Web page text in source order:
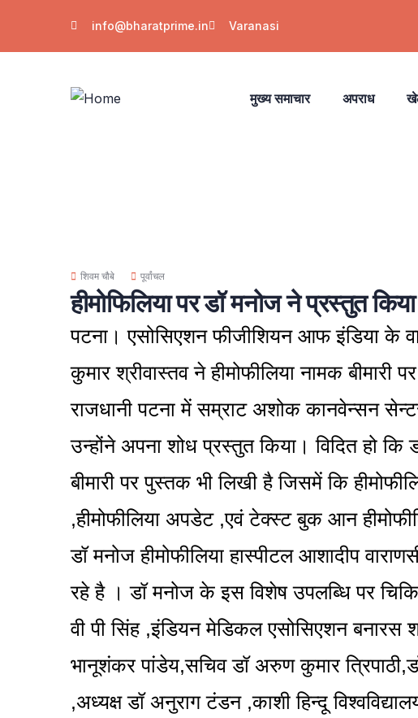
info@bharatprime.in Varanasi
मुख्य समाचार अपराध
शिवम चौबे पूर्वांचल
हीमोफिलिया पर डॉ मनोज ने प्रस्तुत
पटना। एसोसिएशन फीजीशियन आफ इंडिया के
कुमार श्रीवास्तव ने हीमोफीलिया नामक बीमारी
राजधानी पटना में सम्राट अशोक कानवेन्सन
उन्होंने अपना शोध प्रस्तुत किया। विदित हो कि
बीमारी पर पुस्तक भी लिखी है जिसमें कि
,हीमोफीलिया अपडेट ,एवं टेक्स्ट बुक आन
डॉ मनोज हीमोफीलिया हास्पीटल आशादीप
रहे है । डॉ मनोज के इस विशेष उपलब्धि पर
वी पी सिंह ,इंडियन मेडिकल एसोसिएशन बनारस
भानूशंकर पांडेय,सचिव डॉ अरुण कुमार
,अध्यक्ष डॉ अनुराग टंडन ,काशी हिन्दू